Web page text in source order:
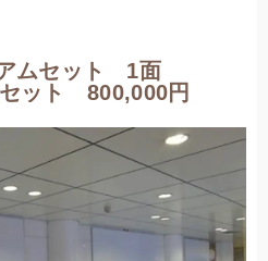
アムセット 1面
ット 800,000円